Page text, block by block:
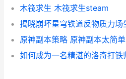
木筏求生 木筏求生steam
原神副本策略 原神副本太简单